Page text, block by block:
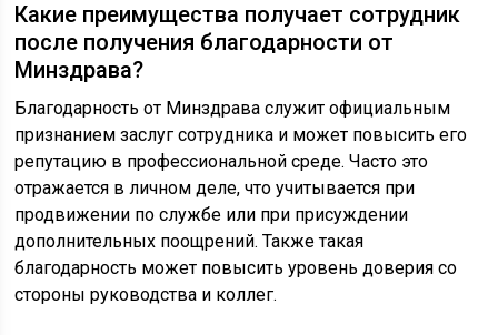
Какие преимущества получает сотрудник
после получения благодарности от
Минздрава?
Благодарность от Минздрава служит официальным
признанием заслуг сотрудника и может повысить его
репутацию в профессиональной среде. Часто это
отражается в личном деле, что учитывается при
продвижении по службе или при присуждении
дополнительных поощрений. Также такая
благодарность может повысить уровень доверия со
стороны руководства и коллег.